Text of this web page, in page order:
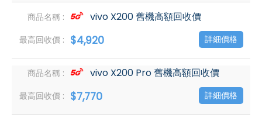
vivo X200 舊機高額回收價
$4,920 詳細價格
vivo X200 Pro 舊機高額回收價
$7,770 詳細價格